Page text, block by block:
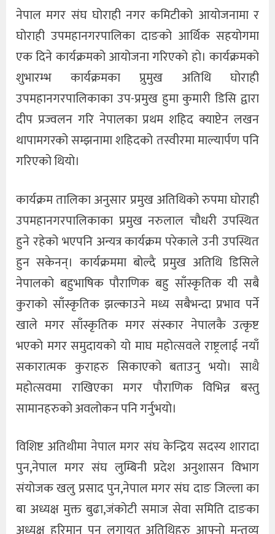
नेपाल मगर संघ घोराही नगर कमिटीको आयोजनामा र
घोराही उपमहानगरपालिका दाङको आर्थिक सहयोगमा
एक दिने कार्यक्रमको आयोजना गरिएको हो। कार्यक्रमको
शुभारम्भ कार्यक्रमका प्रुमुख अतिथि घोराही
उपमहानगरपालिकाका उप-प्रमुख हुमा कुमारी डिसि द्वारा
दीप प्रज्वलन गरि नेपालका प्रथम शहिद क्याप्टेन लखन
थापामगरको सम्झनामा शहिदको तस्वीरमा माल्यार्पण पनि
गरिएको थियो।
कार्यक्रम तालिका अनुसार प्रमुख अतिथिको रुपमा घोराही
उपमहानगरपालिकाका प्रमुख नरुलाल चौधरी उपस्थित
हुने रहेको भएपनि अन्यत्र कार्यक्रम परेकाले उनी उपस्थित
हुन सकेनन्। कार्यक्रममा बोल्दै प्रमुख अतिथि डिसिले
नेपालको बहुभाषिक पौराणिक बहु साँस्कृतिक यी सबै
कुराको साँस्कृतिक झल्काउने मध्य सबैभन्दा प्रभाव पर्ने
खाले मगर साँस्कृतिक मगर संस्कार नेपालकै उत्कृष्ट
भएको मगर समुदायको यो माघ महोत्सवले राष्ट्रलाई नयाँ
सकारात्मक कुराहरु सिकाएको बताउनु भयो। साथै
महोत्सवमा राखिएका मगर पौराणिक विभिन्न बस्तु
सामानहरुको अवलोकन पनि गर्नुभयो।
विशिष्ट अतिथीमा नेपाल मगर संघ केन्द्रिय सदस्य शारादा
पुन,नेपाल मगर संघ लुम्बिनी प्रदेश अनुशासन विभाग
संयोजक खलु प्रसाद पुन,नेपाल मगर संघ दाङ जिल्ला का
बा अध्यक्ष मुक्त बुढा,जंकोटी समाज सेवा समिति दाङका